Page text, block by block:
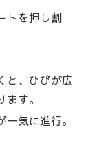
トを押し割
と、ひびが広
す。
気に進行。